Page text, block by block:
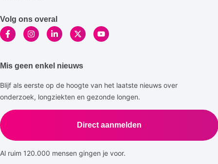
Volg ons overal
Mis geen enkel nieuws
Blijf als eerste op de hoogte van het laatste nieuws over
onderzoek, longziekten en gezonde longen.
Direct aanmelden
Al ruim 120.000 mensen gingen je voor.